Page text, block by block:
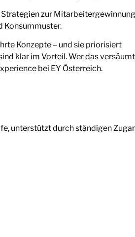
zur
Konsummuster.
Konzepte – und sie priorisiert
klar im Vorteil. Wer das
bei EY Österreich.
unterstützt durch ständigen